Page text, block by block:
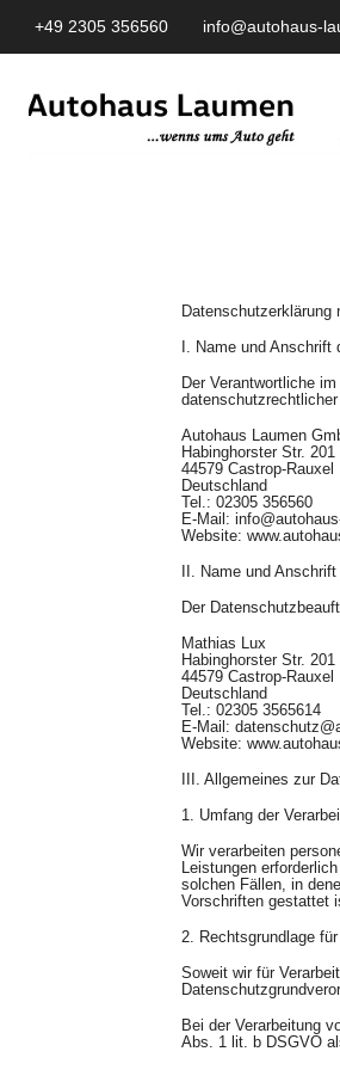
+49 2305 356560 info@autohaus-
Datenschutzerklärung
I. Name und Anschrift
Der Verantwortliche
Autohaus Laumen
Habinghorster Str. 201
44579 Castrop-Rauxel
Deutschland
Tel.: 02305 356560
E-Mail:
Website:
II. Name und
Der
Mathias Lux
Habinghorster Str. 201
44579 Castrop-Rauxel
Deutschland
Tel.: 02305 3565614
E-Mail:
Website:
III. Allgemeines zur
1. Umfang der
Wir verarbeiten
Leistungen
solchen Fällen, in
Vorschriften gestattet
2. Rechtsgrundlage
Soweit wir für
Bei der Verarbeitung
Abs. 1 lit. b DSGVO